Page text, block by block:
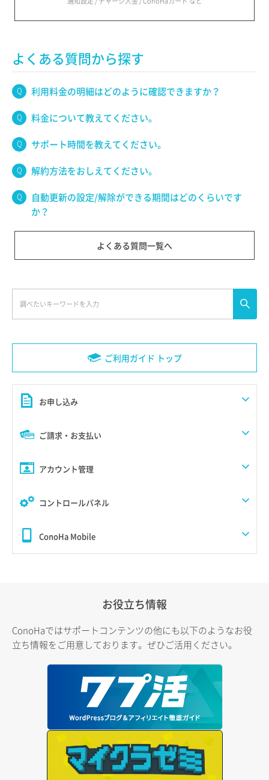
ご利用ガイド トップ
お申し込み
ご請求・お支払い
アカウント管理
コントロールパネル
ConoHa Mobile
よくある質問から探す
利用料金の明細はどのように確認できますか？
料金について教えてください。
サポート時間を教えてください。
解約方法をおしえてください。
自動更新の設定/解除ができる期間はどのくらいです
か？
よくある質問一覧へ
お役立ち情報
ConoHaではサポートコンテンツの他にも以下のようなお役
立ち情報をご用意しております。ぜひご活用ください。